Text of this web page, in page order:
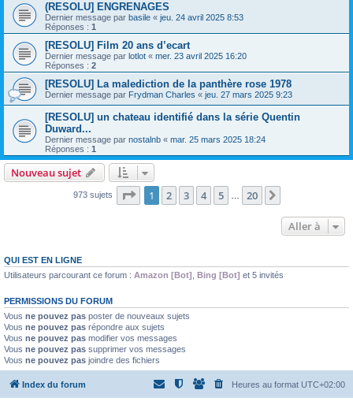
(RESOLU] ENGRENAGES
Dernier message par basile « jeu. 24 avril 2025 8:53
Réponses : 1
[RESOLU] Film 20 ans d’ecart
Dernier message par lotlot « mer. 23 avril 2025 16:20
Réponses : 2
[RESOLU] La malediction de la panthère rose 1978
Dernier message par Frydman Charles « jeu. 27 mars 2025 9:23
[RESOLU] un chateau identifié dans la série Quentin
Duward...
Dernier message par nostalnb « mar. 25 mars 2025 18:24
Réponses : 1
Nouveau sujet
973 sujets Page 1sur20
1 2 3 4 5 20
Aller à
QUI EST EN LIGNE
Utilisateurs parcourant ce forum : Amazon [Bot] Bing [Bot] et 5 invités
PERMISSIONS DU FORUM
Vous ne pouvez pas poster de nouveaux sujets
Vous ne pouvez pas répondre aux sujets
Vous ne pouvez pas modifier vos messages
Vous ne pouvez pas supprimer vos messages
Vous ne pouvez pas joindre des fichiers
Index du forum Heures au format UTC+02:00